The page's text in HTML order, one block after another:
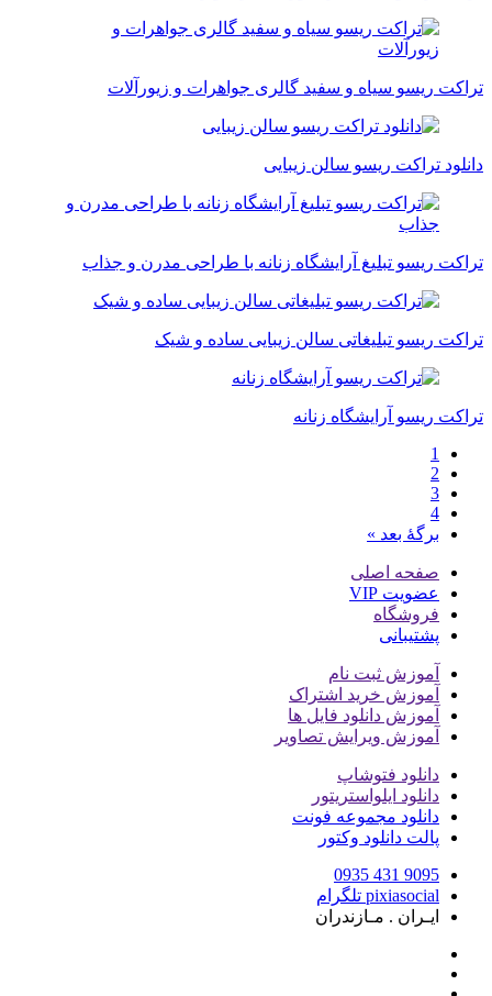
تراکت ریسو سیاه و سفید گالری جواهرات و زیورآلات
دانلود تراکت ریسو سالن زیبایی
تراکت ریسو تبلیغ آرایشگاه زنانه با طراحی مدرن و جذاب
تراکت ریسو تبلیغاتی سالن زیبایی ساده و شیک
تراکت ریسو آرایشگاه زنانه
1
2
3
4
برگهٔ بعد »
صفحه اصلی
عضویت VIP
فروشگاه
پشتیبانی
آموزش ثبت نام
آموزش خرید اشتراک
آموزش دانلود فایل ها
آموزش ویرایش تصاویر
دانلود فتوشاپ
دانلود ایلواستریتور
دانلود مجموعه فونت
پالت دانلود وکتور
9095 431 0935
pixiasocial تلگرام
ایـران . مـازندران